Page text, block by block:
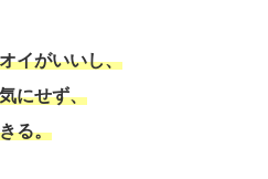
イがいいし、
にせず、
る。